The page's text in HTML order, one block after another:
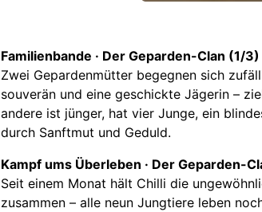
Familienbande · Der Geparden-Clan (1/3)
Zwei Gepardenmütter begegnen sich
souverän und eine geschickte Jägerin –
andere ist jünger, hat vier Junge, ein
durch Sanftmut und Geduld.
Kampf ums Überleben · Der Geparden-
Seit einem Monat hält Chilli die
zusammen – alle neun Jungtiere leben